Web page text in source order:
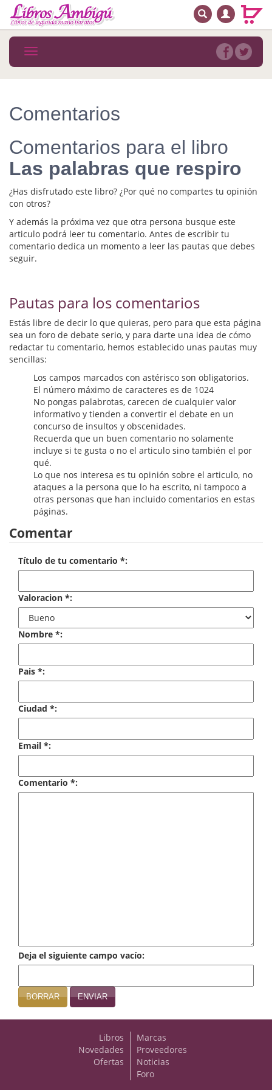
MENÚ PRINCIPAL
Novedades
MATERIAS
Arte
Astrología. Ocultismo
Autoayuda. Conocimiento personal
Autoayuda. Crecimiento personal
Biografía
Ciencia ficción
Cine
Cocina
Cómic
Cuentos y relatos
Deportes
Derecho
Discos deVinilo. LP
Divulgación científica
DVD
Ensayo
Ensayo literario
Física y Química
Física y química
historia
Local
Mafia y espionaje
BUSCAR
Toggle
navigation
Comentarios
Comentarios para el libro
Las palabras que respiro
¿Has disfrutado este libro? ¿Por qué no compartes tu opinión
con otros?
Y además la próxima vez que otra persona busque este
articulo podrá leer tu comentario. Antes de escribir tu
comentario dedica un momento a leer las pautas que debes
seguir.
Pautas para los comentarios
Estás libre de decir lo que quieras, pero para que esta página
sea un foro de debate serio, y para darte una idea de cómo
redactar tu comentario, hemos establecido unas pautas muy
sencillas:
Los campos marcados con astérisco son obligatorios.
El número máximo de caracteres es de 1024
No pongas palabrotas, carecen de cualquier valor
informativo y tienden a convertir el debate en un
concurso de insultos y obscenidades.
Recuerda que un buen comentario no solamente
incluye si te gusta o no el articulo sino también el por
qué.
Lo que nos interesa es tu opinión sobre el articulo, no
ataques a la persona que lo ha escrito, ni tampoco a
otras personas que han incluido comentarios en estas
páginas.
Comentar
Título de tu comentario *:
Valoracion *:
Nombre *:
Pais *:
Ciudad *:
Email *:
Comentario *:
Deja el siguiente campo vacío:
BORRAR ENVIAR
Libros
Novedades
Ofertas
Marcas
Proveedores
Noticias
Foro